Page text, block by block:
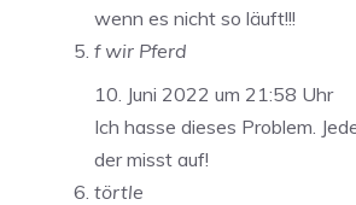
wenn es nicht so läuft!!!
f wir Pferd
10. Juni 2022 um 21:58 Uhr
Ich hasse dieses Problem.
der misst auf!
törtle